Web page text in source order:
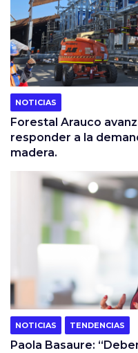
NOTICIAS
Forestal Arauco
responder a la
madera.
NOTICIAS TENDENCIAS
Paola Basaure: